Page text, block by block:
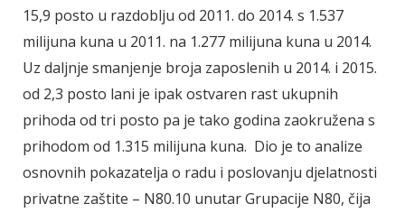
15,9 posto u razdoblju od 2011. do 2014. s 1.537
milijuna kuna u 2011. na 1.277 milijuna kuna u 2014.
Uz daljnje smanjenje broja zaposlenih u 2014. i 2015.
od 2,3 posto lani je ipak ostvaren rast ukupnih
prihoda od tri posto pa je tako godina zaokružena s
prihodom od 1.315 milijuna kuna. Dio je to analize
osnovnih pokazatelja o radu i poslovanju djelatnosti
privatne zaštite – N80.10 unutar Grupacije N80, čija